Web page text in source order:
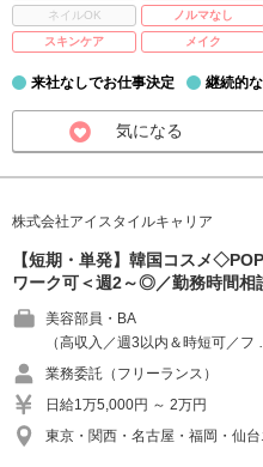
ネイルOK
ノルマなし
スキンケア
メイク
来社なしでお仕事決定 継続的
気になる
株式会社アイスタイルキャリア
【短期・単発】韓国コスメ
ワーク可＜週2～◎／勤務時間相
美容部員・BA
（高収入／週3以内＆時短可／フ
業務委託（フリーランス）
日給1万5,000円 ～ 2万円
東京・関西・名古屋・福岡・仙台